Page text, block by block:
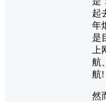
起
年
是
航
航!
然